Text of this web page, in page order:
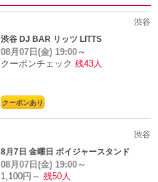
渋谷
渋谷 DJ BAR リッツ LITTS
08月07日(金) 19:00～
クーポンチェック 残43人
クーポンあり
渋谷
8月7日 金曜日 ボイジャースタンド
08月07日(金) 19:00～
1,100円～ 残50人